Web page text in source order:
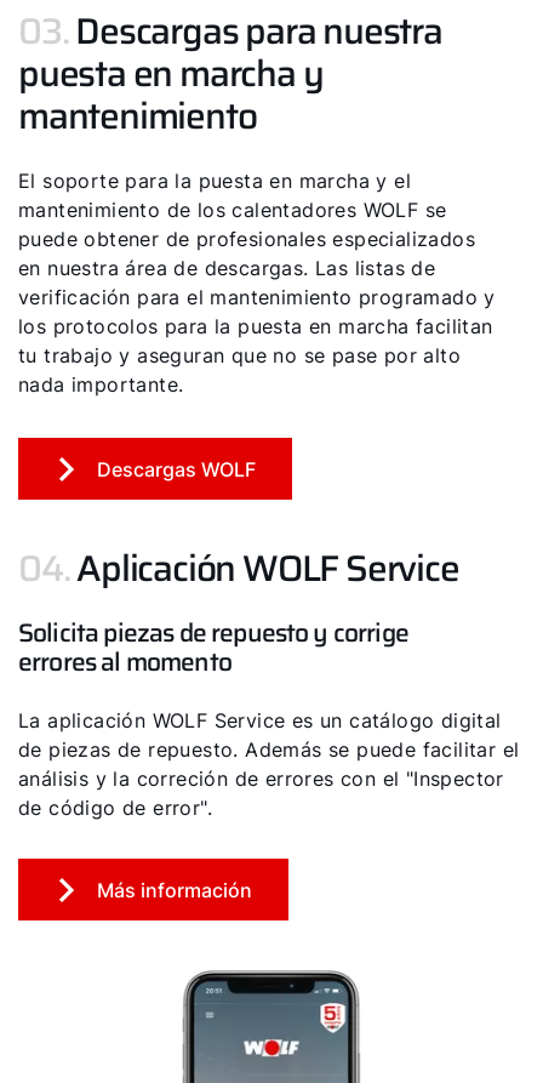
03.Descargas para nuestra
puesta en marcha y
mantenimiento
El soporte para la puesta en marcha y el
mantenimiento de los calentadores WOLF se
puede obtener de profesionales especializados
en nuestra área de descargas. Las listas de
verificación para el mantenimiento programado y
los protocolos para la puesta en marcha facilitan
tu trabajo y aseguran que no se pase por alto
nada importante.
Descargas WOLF
04.Aplicación WOLF Service
Solicita piezas de repuesto y corrige
errores al momento
La aplicación WOLF Service es un catálogo digital
de piezas de repuesto. Además se puede facilitar el
análisis y la correción de errores con el "Inspector
de código de error".
Más información